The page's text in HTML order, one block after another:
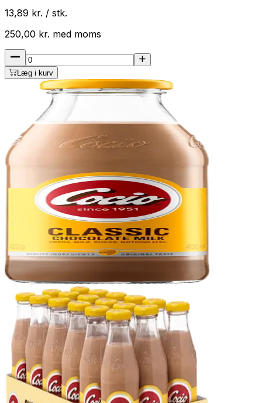
13,89 kr. / stk.
250,00 kr. med moms
Læg i kurv